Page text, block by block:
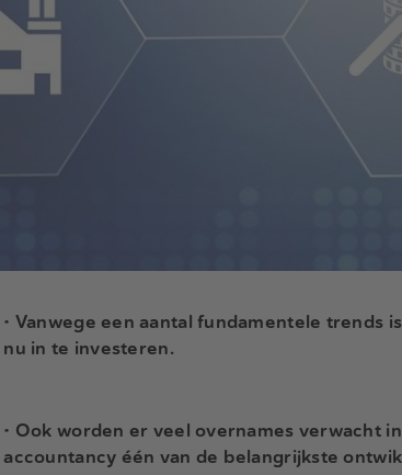
• Vanwege een aantal fundamentele trends
nu in te investeren.
• Ook worden er veel overnames verwacht
accountancy één van de belangrijkste